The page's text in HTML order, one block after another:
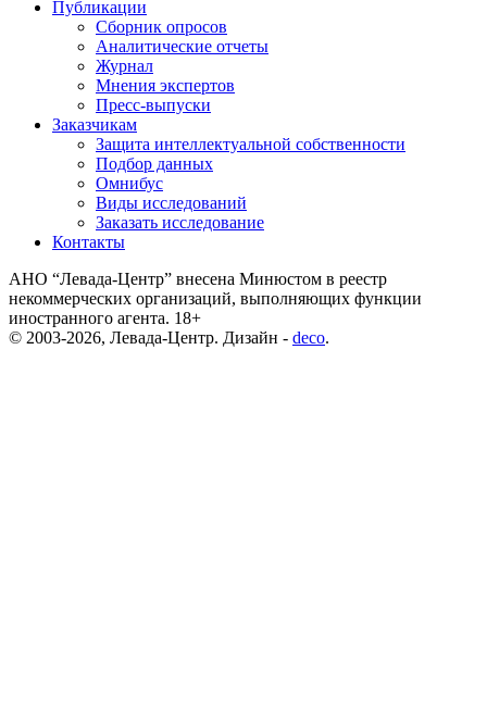
Публикации
Сборник опросов
Аналитические отчеты
Журнал
Мнения экспертов
Пресс-выпуски
Заказчикам
Защита интеллектуальной собственности
Подбор данных
Омнибус
Виды исследований
Заказать исследование
Контакты
АНО “Левада-Центр” внесена Минюстом в реестр
некоммерческих организаций, выполняющих функции
иностранного агента. 18+
© 2003-2026, Левада-Центр. Дизайн - deco.